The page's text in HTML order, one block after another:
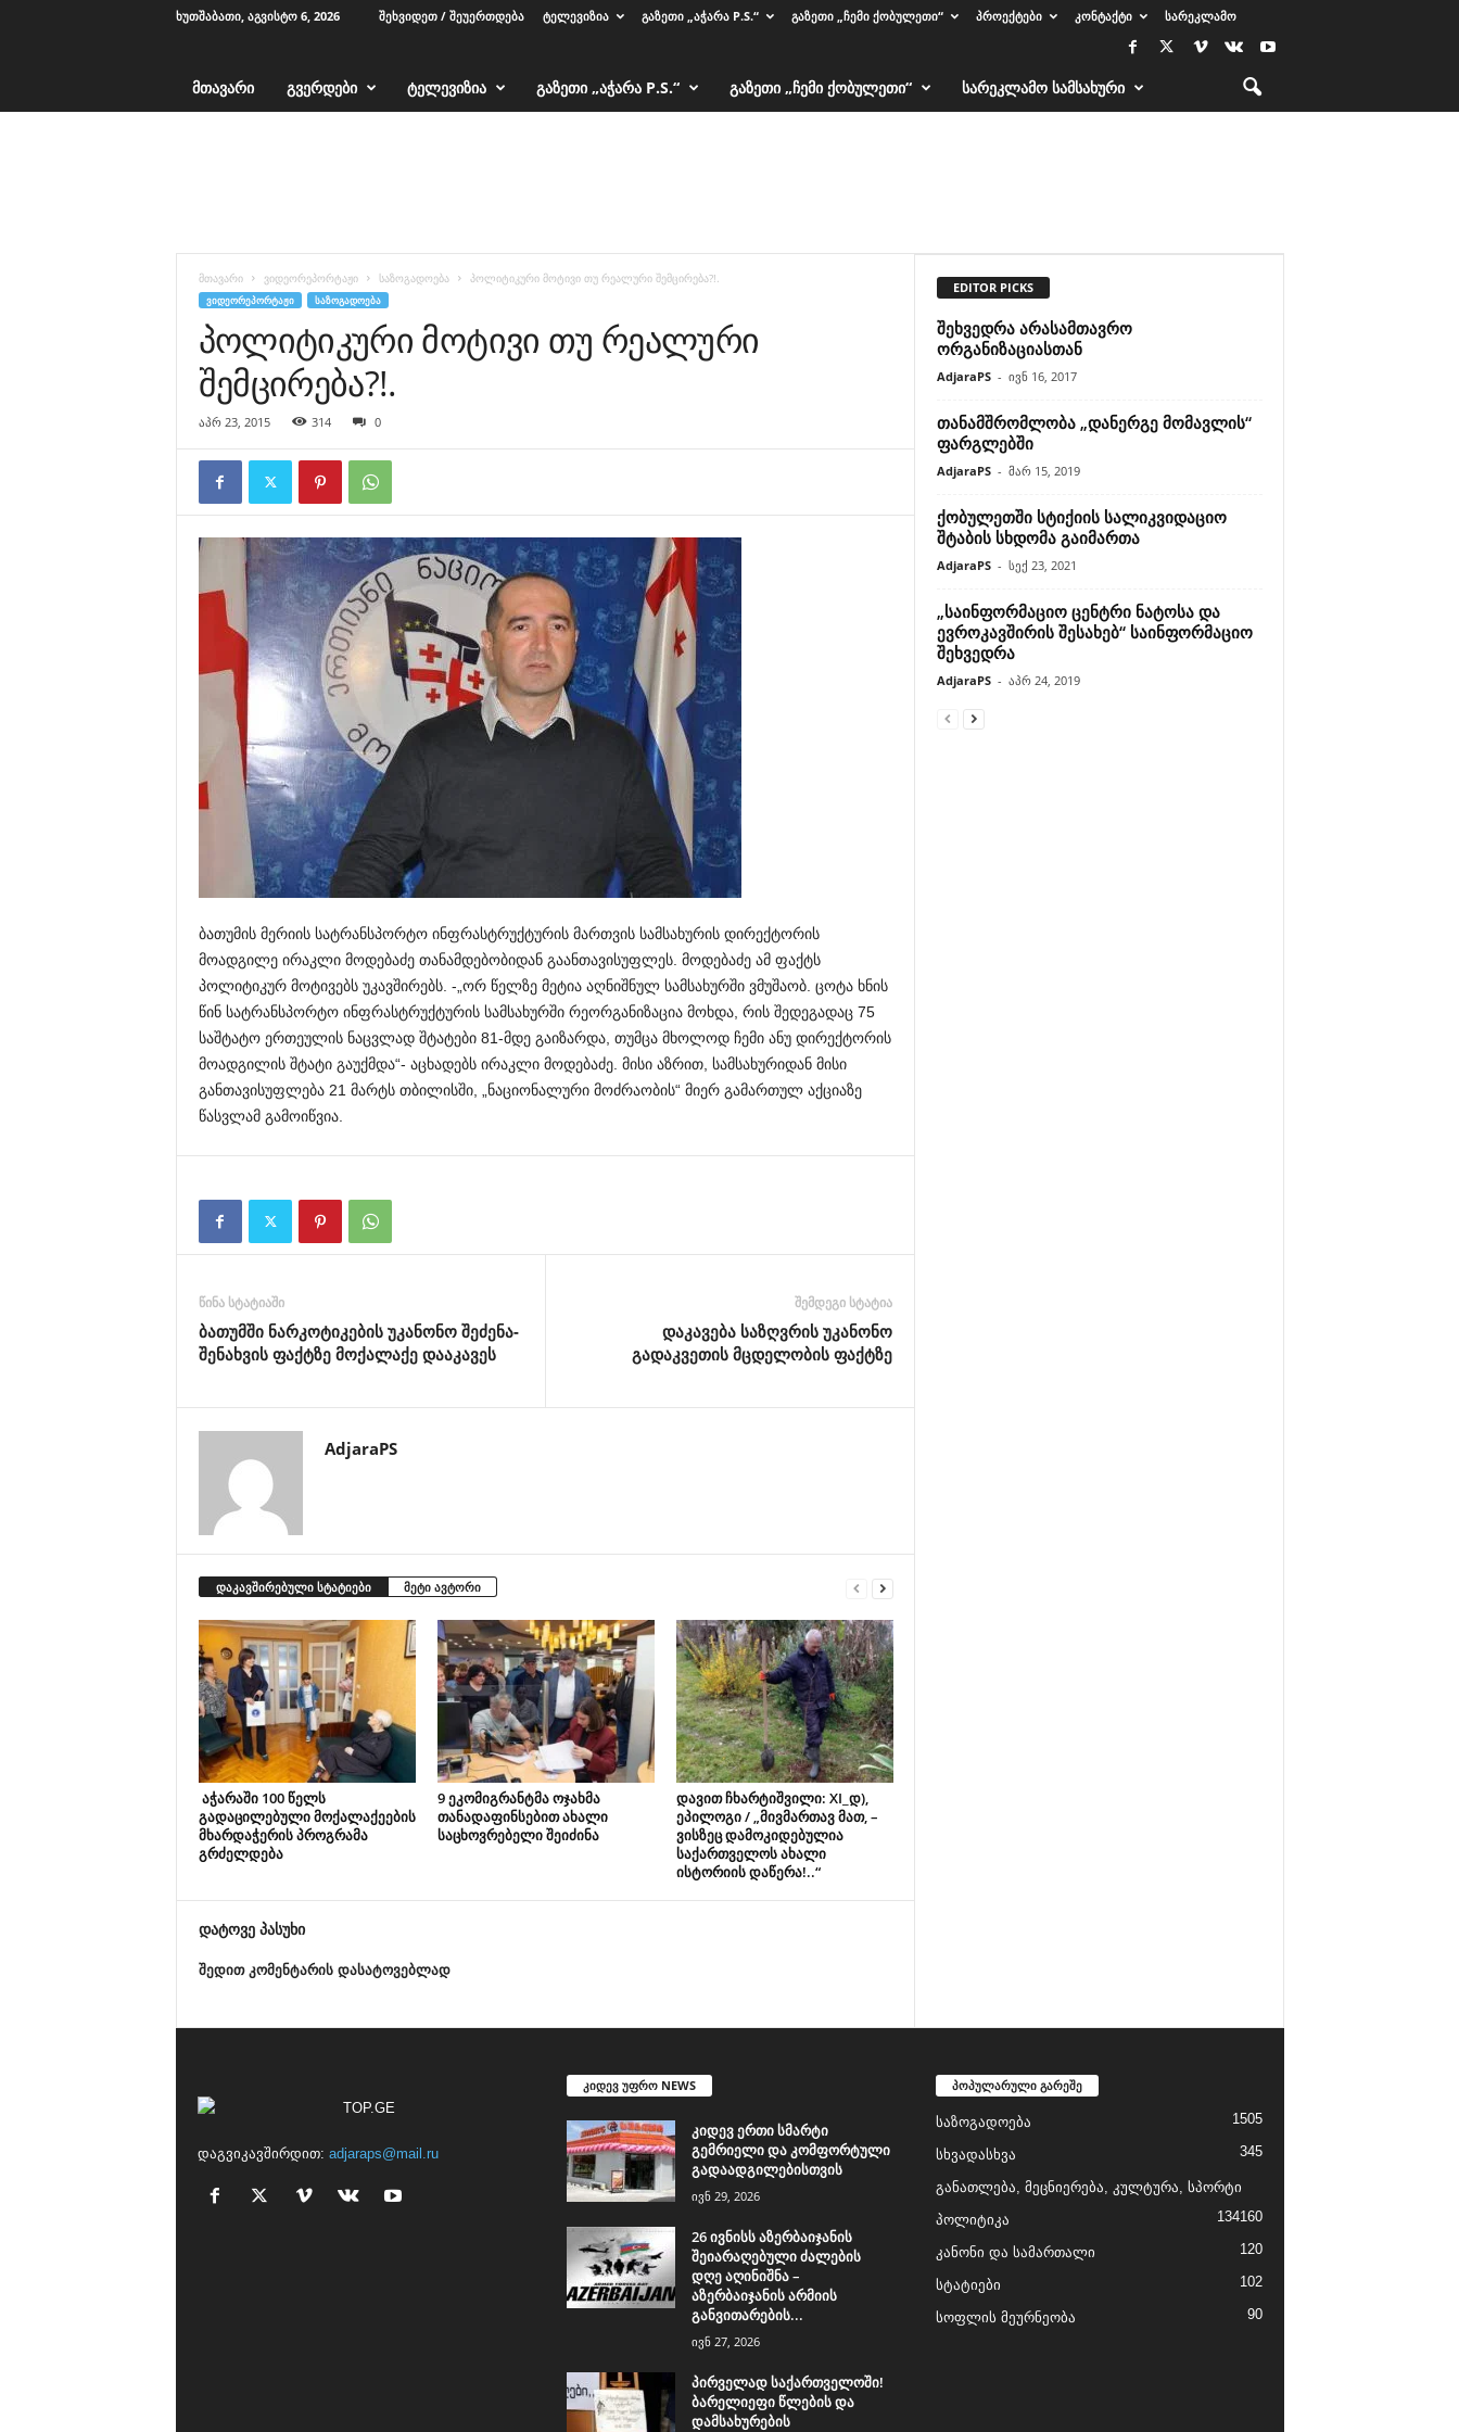
ᲮᲣᲗᲨᲐᲑᲐᲗᲘ, ᲐᲒᲕᲘᲡᲢᲝ 6, 2026 ᲨᲔᲮᲕᲘᲓᲔᲗ / ᲨᲔᲣᲔᲠᲗᲓᲔᲑᲐ ᲢᲔᲚᲔᲕᲘᲖᲘᲐ ᲒᲐᲖᲔᲗᲘ „ᲐᲭᲐᲠᲐ P.S.“ ᲒᲐᲖᲔᲗᲘ „ᲩᲔᲛᲘ ᲥᲝᲑᲣᲚᲔᲗᲘ“ ᲞᲠᲝᲔᲥᲢᲔᲑᲘ ᲙᲝᲜᲢᲐᲥᲢᲘ ᲡᲐᲠᲔᲙᲚᲐᲛᲝ
ᲛᲗᲐᲕᲐᲠᲘ ᲒᲕᲔᲠᲓᲔᲑᲘ ᲢᲔᲚᲔᲕᲘᲖᲘᲐ ᲒᲐᲖᲔᲗᲘ „ᲐᲭᲐᲠᲐ P.S.“ ᲒᲐᲖᲔᲗᲘ „ᲩᲔᲛᲘ ᲥᲝᲑᲣᲚᲔᲗᲘ“ ᲡᲐᲠᲔᲙᲚᲐᲛᲝ ᲡᲐᲛᲡᲐᲮᲣᲠᲘ
მთავარი ვიდეორეპორტაჟი საზოგადოება პოლიტიკური მოტივი თუ რეალური შემცირება?!.
ᲕᲘᲓᲔᲝᲠᲔᲞᲝᲠᲢᲐᲟᲘ ᲡᲐᲖᲝᲒᲐᲓᲝᲔᲑᲐ
პოლიტიკური მოტივი თუ რეალური
შემცირება?!.
აპრ 23, 2015 314 0
ბათუმის მერიის სატრანსპორტო ინფრასტრუქტურის მართვის სამსახურის დირექტორის
მოადგილე ირაკლი მოდებაძე თანამდებობიდან გაანთავისუფლეს. მოდებაძე ამ ფაქტს
პოლიტიკურ მოტივებს უკავშირებს. -„ორ წელზე მეტია აღნიშნულ სამსახურში ვმუშაობ. ცოტა ხნის
წინ სატრანსპორტო ინფრასტრუქტურის სამსახურში რეორგანიზაცია მოხდა, რის შედეგადაც 75
საშტატო ერთეულის ნაცვლად შტატები 81-მდე გაიზარდა, თუმცა მხოლოდ ჩემი ანუ დირექტორის
მოადგილის შტატი გაუქმდა“- აცხადებს ირაკლი მოდებაძე. მისი აზრით, სამსახურიდან მისი
განთავისუფლება 21 მარტს თბილისში, „ნაციონალური მოძრაობის“ მიერ გამართულ აქციაზე
წასვლამ გამოიწვია.
წინა სტატიაში
ბათუმში ნარკოტიკების უკანონო შეძენა-
შენახვის ფაქტზე მოქალაქე დააკავეს
შემდეგი სტატია
დაკავება საზღვრის უკანონო
გადაკვეთის მცდელობის ფაქტზე
AdjaraPS
დაკავშირებული სტატიები მეტი ავტორი
აჭარაში 100 წელს
გადაცილებული მოქალაქეების
მხარდაჭერის პროგრამა
გრძელდება
9 ეკომიგრანტმა ოჯახმა
თანადაფინსებით ახალი
საცხოვრებელი შეიძინა
დავით ჩხარტიშვილი: XI_დ),
ეპილოგი / „მივმართავ მათ, –
ვისზეც დამოკიდებულია
საქართველოს ახალი
ისტორიის დაწერა!..“
დატოვე პასუხი
შედით კომენტარის დასატოვებლად
EDITOR PICKS
შეხვედრა არასამთავრო
ორგანიზაციასთან
AdjaraPS - ივნ 16, 2017
თანამშრომლობა „დანერგე მომავლის“
ფარგლებში
AdjaraPS - მარ 15, 2019
ქობულეთში სტიქიის სალიკვიდაციო
შტაბის სხდომა გაიმართა
AdjaraPS - სექ 23, 2021
„საინფორმაციო ცენტრი ნატოსა და
ევროკავშირის შესახებ“ საინფორმაციო
შეხვედრა
AdjaraPS - აპრ 24, 2019
დაგვიკავშირდით: adjaraps@mail.ru
კიდევ უფრო NEWS
კიდევ ერთი სმარტი
გემრიელი და კომფორტული
გადაადგილებისთვის
ივნ 29, 2026
26 ივნისს აზერბაიჯანის
შეიარაღებული ძალების
დღე აღინიშნა –
აზერბაიჯანის არმიის
განვითარების...
ივნ 27, 2026
პირველად საქართველოში!
ბარელიეფი წლების და
დამსახურების
პოპულარული გარეშე
საზოგადოება 1505
სხვადასხვა 345
განათლება, მეცნიერება, კულტურა, სპორტი
160
პოლიტიკა 134
კანონი და სამართალი 120
სტატიები 102
სოფლის მეურნეობა 90